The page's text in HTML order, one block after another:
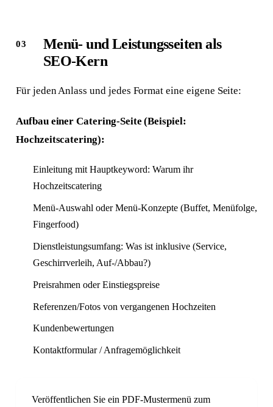
Menü- und Leistungsseiten als
SEO-Kern
Für jeden Anlass und jedes Format eine eigene Seite:
Aufbau einer Catering-Seite (Beispiel:
Hochzeitscatering):
Einleitung mit Hauptkeyword: Warum ihr
Hochzeitscatering
Menü-Auswahl oder Menü-Konzepte (Buffet, Menüfolge,
Fingerfood)
Dienstleistungsumfang: Was ist inklusive (Service,
Geschirrverleih, Auf-/Abbau?)
Preisrahmen oder Einstiegspreise
Referenzen/Fotos von vergangenen Hochzeiten
Kundenbewertungen
Kontaktformular / Anfragemöglichkeit
Veröffentlichen Sie ein PDF-Mustermenü zum